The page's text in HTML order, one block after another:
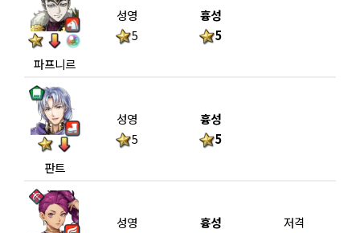
파프니르
성영
5
흉성
5
판트
성영
5
흉성
5
성영
흉성
저격